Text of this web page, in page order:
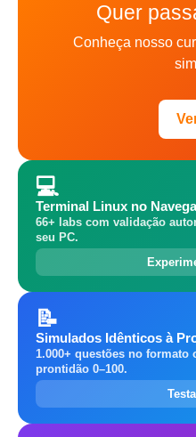
Quer
Conheça nosso
💻
Terminal Linux no
66+ labs com validação
seu PC.
📝
Simulados Idênticos à
1.000+ questões no
prontidão 0–100.